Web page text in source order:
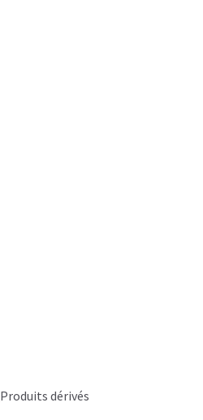
Produits dérivés